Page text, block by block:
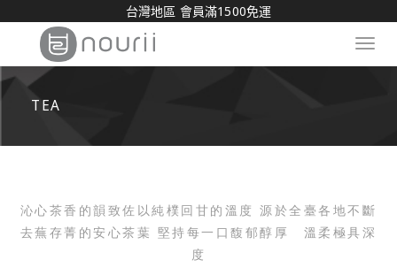
台灣地區 會員滿1500免運
TEA
沁心茶香的韻致佐以純樸回甘的溫度 源於全臺各地不斷
去蕪存菁的安心茶葉 堅持每一口馥郁醇厚 溫柔極具深
度